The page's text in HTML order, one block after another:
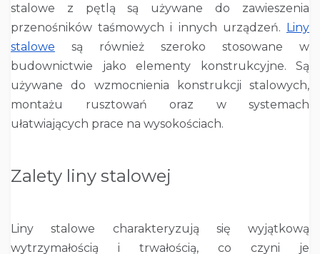
stalowe z pętlą są używane do zawieszenia
przenośników taśmowych i innych urządzeń. Liny
stalowe są również szeroko stosowane w
budownictwie jako elementy konstrukcyjne. Są
używane do wzmocnienia konstrukcji stalowych,
montażu rusztowań oraz w systemach
ułatwiających prace na wysokościach.
Zalety liny stalowej
Liny stalowe charakteryzują się wyjątkową
wytrzymałością i trwałością, co czyni je